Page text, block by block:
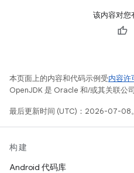
该内容对您
本页面上的内容和代码示例受内容许
OpenJDK 是 Oracle 和/或其关联公
最后更新时间 (UTC)：2026-07-08。
构建
Android 代码库